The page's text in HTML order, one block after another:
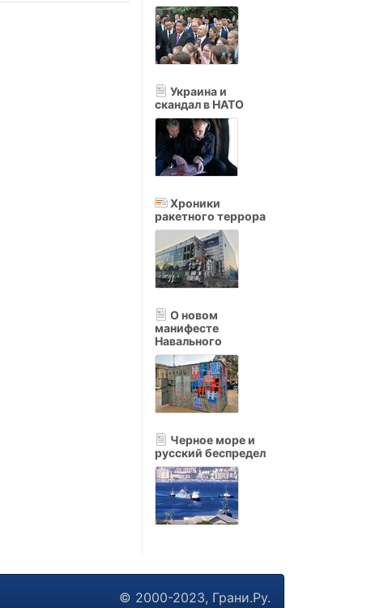
Украина и
скандал в НАТО
Хроники
ракетного террора
О новом
манифесте
Навального
Черное море и
русский беспредел
© 2000-2023, Грани.Ру.